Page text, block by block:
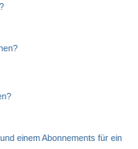
einem Abonnements für ein